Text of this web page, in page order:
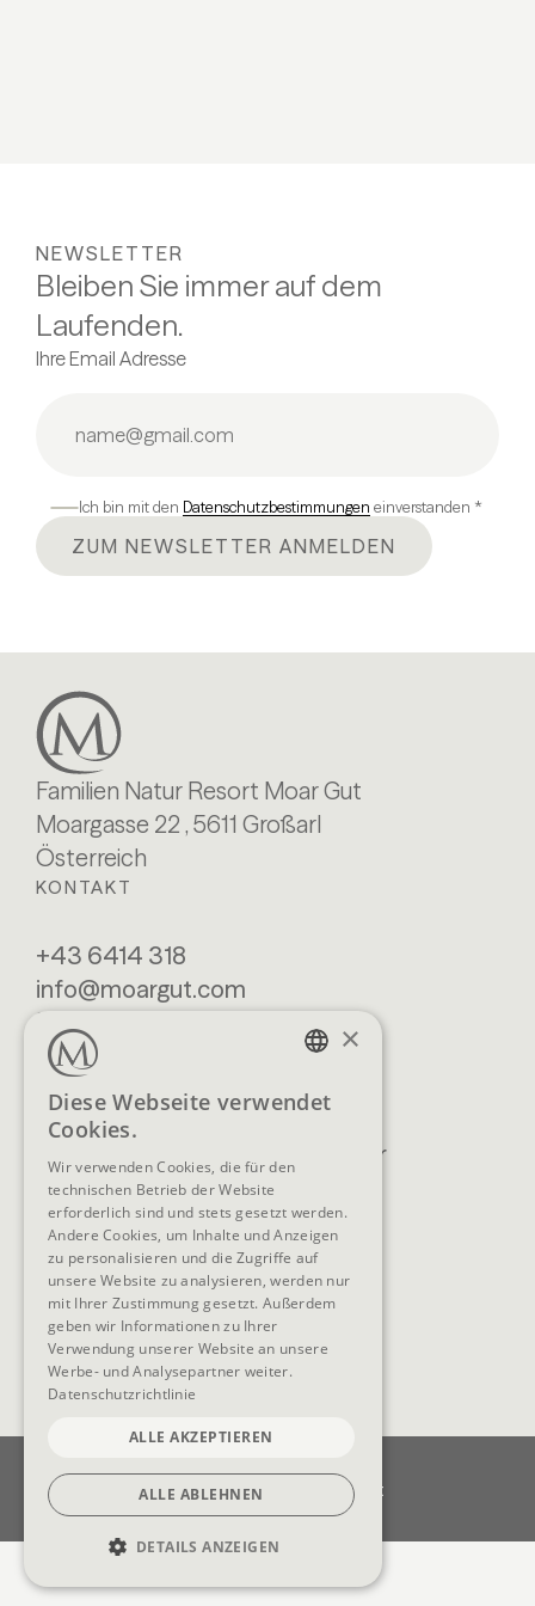
NEWSLETTER
Bleiben Sie immer auf dem
Laufenden.
Ihre Email Adresse
Ich bin mit den Datenschutzbestimmungen einverstanden *
ZUM NEWSLETTER ANMELDEN
Familien Natur Resort Moar Gut
Moargasse 22 , 5611 Großarl
Österreich
KONTAKT
+43 6414 318
info@moargut.com
SERVICES
Lage & Anreise
Blog
FAQ
Buchen
Anfragen
Newsletter
AGB
SOCIAL MEDIA
Impressum
Datenschutz
Datenschutzeinstellungen
Barrierefreiheit
Cookie-Einstellungen
×
Diese Webseite verwendet
Cookies.
Wir verwenden Cookies, die für den
technischen Betrieb der Website
erforderlich sind und stets gesetzt werden.
Andere Cookies, um Inhalte und Anzeigen
zu personalisieren und die Zugriffe auf
unsere Website zu analysieren, werden nur
mit Ihrer Zustimmung gesetzt. Außerdem
geben wir Informationen zu Ihrer
Verwendung unserer Website an unsere
Werbe- und Analysepartner weiter.
Datenschutzrichtlinie
ALLE AKZEPTIEREN
ALLE ABLEHNEN
DETAILS ANZEIGEN